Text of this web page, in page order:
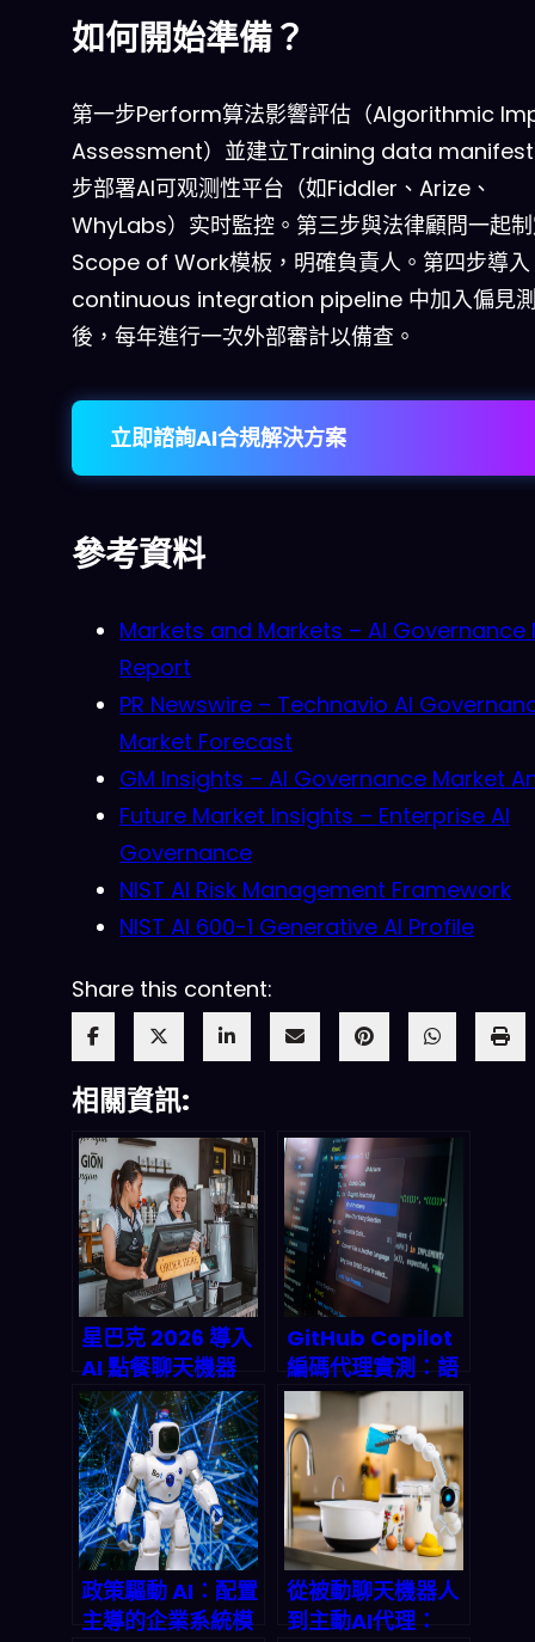
如何開始準備？
第一步Perform算法影響評估（Algorithmic
Assessment）並建立Training data manifest
步部署AI可观测性平台（如Fiddler、Arize、
WhyLabs）实时監控。第三步與法律顧問一起
Scope of Work模板，明確負責人。第四步導入
continuous integration pipeline 中加入偏見
後，每年進行一次外部審計以備查。
立即諮詢AI合規解決方案
參考資料
Markets and Markets – AI Governance
Report
PR Newswire – Technavio AI
Market Forecast
GM Insights – AI Governance Market
Future Market Insights – Enterprise AI
Governance
NIST AI Risk Management Framework
NIST AI 600-1 Generative AI Profile
Share this content:
相關資訊:
星巴克 2026 導入
AI 點餐聊天機器
人：從「加速結
帳」到「重塑客戶
體驗」的全鏈路觀
察
GitHub Copilot
編碼代理實測：語
義搜尋如何讓開發
速度飆升 55%？
政策驅動 AI：配置
主導的企業系統模
從被動聊天機器人
到主動AI代理：